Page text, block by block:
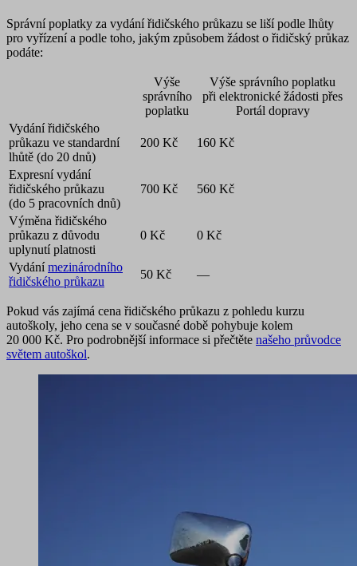
Správní poplatky za vydání řidičského průkazu se liší podle lhůty
pro vyřízení a podle toho, jakým způsobem žádost o řidičský průkaz
podáte:
Výše
správního
poplatku
Výše správního poplatku
při elektronické žádosti přes
Portál dopravy
Vydání řidičského
průkazu ve standardní
lhůtě (do 20 dnů)
200 Kč 160 Kč
Expresní vydání
řidičského průkazu
(do 5 pracovních dnů)
700 Kč 560 Kč
Výměna řidičského
průkazu z důvodu
uplynutí platnosti
0 Kč 0 Kč
Vydánímezinárodního
řidičského průkazu
50 Kč —
Pokud vás zajímá cena řidičského průkazu z pohledu kurzu
autoškoly, jeho cena se v současné době pohybuje kolem
20 000 Kč. Pro podrobnější informace si přečtěte našeho průvodce
světem autoškol.